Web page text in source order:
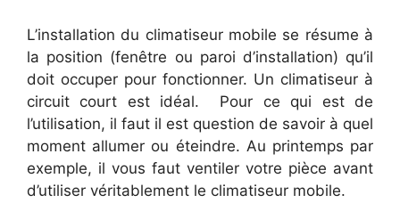
L’installation du climatiseur mobile se résume à
la position (fenêtre ou paroi d’installation) qu’il
doit occuper pour fonctionner. Un climatiseur à
circuit court est idéal. Pour ce qui est de
l’utilisation, il faut il est question de savoir à quel
moment allumer ou éteindre. Au printemps par
exemple, il vous faut ventiler votre pièce avant
d’utiliser véritablement le climatiseur mobile.